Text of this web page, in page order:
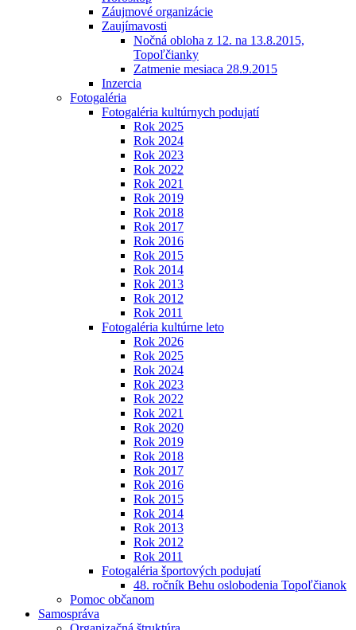
Záujmové organizácie
Zaujímavosti
Nočná obloha z 12. na 13.8.2015,
Topoľčianky
Zatmenie mesiaca 28.9.2015
Inzercia
Fotogaléria
Fotogaléria kultúrnych podujatí
Rok 2025
Rok 2024
Rok 2023
Rok 2022
Rok 2021
Rok 2019
Rok 2018
Rok 2017
Rok 2016
Rok 2015
Rok 2014
Rok 2013
Rok 2012
Rok 2011
Fotogaléria kultúrne leto
Rok 2026
Rok 2025
Rok 2024
Rok 2023
Rok 2022
Rok 2021
Rok 2020
Rok 2019
Rok 2018
Rok 2017
Rok 2016
Rok 2015
Rok 2014
Rok 2013
Rok 2012
Rok 2011
Fotogaléria športových podujatí
48. ročník Behu oslobodenia Topoľčianok
Pomoc občanom
Samospráva